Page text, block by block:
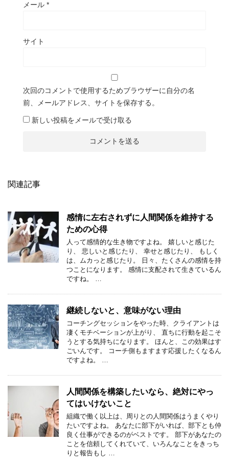
メール *
サイト
次回のコメントで使用するためブラウザーに自分の名
前、メールアドレス、サイトを保存する。
新しい投稿をメールで受け取る
関連記事
感情に左右されずに人間関係を維持する
ための心得
人って感情的な生き物ですよね。 嬉しいと感じた
り、 悲しいと感じたり、 幸せと感じたり、 もしく
は、ムカっと感じたり。 日々、たくさんの感情を持
つことになります。 感情に支配されて生きているん
ですね。 …
継続しないと、意味がない理由
コーチングセッションをやった時、クライアントは
凄くモチベーションが上がり、 直ちに行動を起こそ
うとする気持ちになります。 ほんと、この効果はす
ごいんです。 コーチ側もますます応援したくなるん
ですよね。 …
人間関係を構築したいなら、絶対にやっ
てはいけないこと
組織で働く以上は、周りとの人間関係はうまくやり
たいですよね。 あなたに部下がいれば、部下とも仲
良く仕事ができるのがベストです。 部下があなたの
ことを信頼してくれていて、いろんなことをきっち
りと報告もし …